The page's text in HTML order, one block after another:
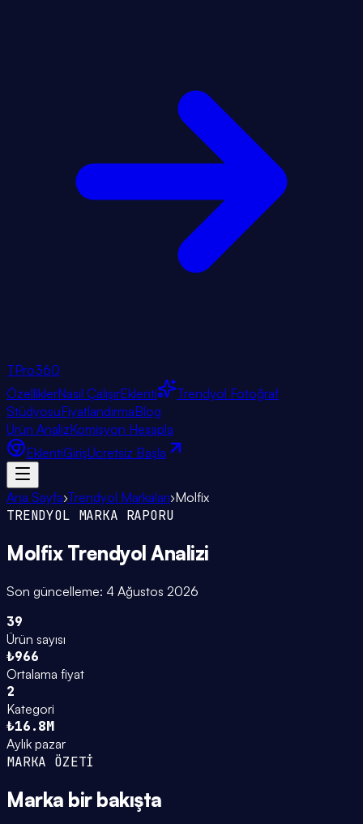
TPro360
ÖzelliklerNasıl ÇalışırEklenti
Trendyol Fotoğraf
StüdyosuFiyatlandırmaBlog
Ürün AnalizKomisyon Hesapla
EklentiGirişÜcretsiz Başla
Ana Sayfa›Trendyol Markaları›Molfix
TRENDYOL MARKA RAPORU
Molfix Trendyol Analizi
Son güncelleme: 4 Ağustos 2026
39
Ürün sayısı
₺966
Ortalama fiyat
2
Kategori
₺16.8M
Aylık pazar
MARKA ÖZETİ
Marka bir bakışta